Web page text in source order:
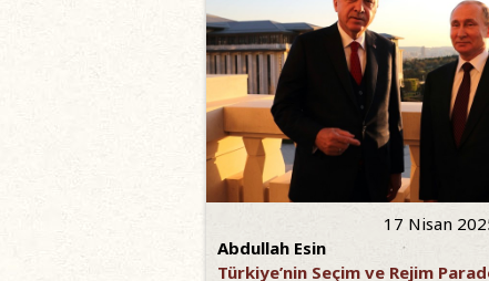
17 Nisan
Abdullah Esin
Türkiye’nin Seçim ve Rejim